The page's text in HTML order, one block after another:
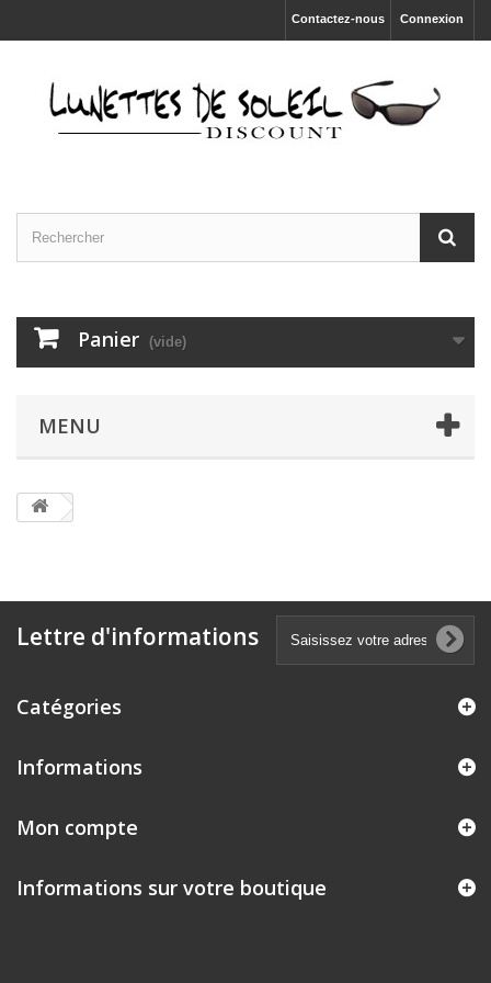
Connexion
Contactez-nous
Panier (vide)
MENU
Lettre d'informations
Catégories
Informations
Mon compte
Informations sur votre boutique